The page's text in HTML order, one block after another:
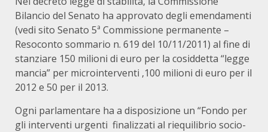
Bilancio del Senato ha approvato degli emendamenti
(vedi sito Senato 5ª Commissione permanente –
Resoconto sommario n. 619 del 10/11/2011) al fine di
stanziare 150 milioni di euro per la cosiddetta “legge
mancia” per microinterventi ,100 milioni di euro per il
2012 e 50 per il 2013.
Ogni parlamentare ha a disposizione un “Fondo per
gli interventi urgenti finalizzati al riequilibrio socio-